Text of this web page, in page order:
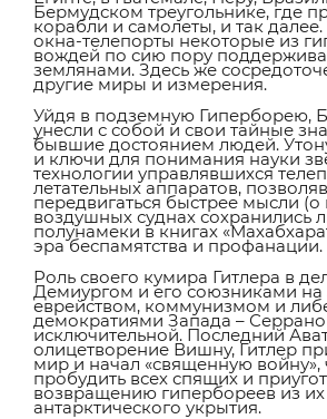
Бермудском треугольнике, где
корабли и самолеты, и так далее.
окна-телепорты некоторые из
вождей по сию пору
землянами. Здесь же
другие миры и измерения.
Уйдя в подземную Гиперборею,
унесли с собой и свои тайные
бывшие достоянием людей.
и ключи для понимания науки
технологии управлявшихся
летательных аппаратов,
передвигаться быстрее мысли
воздушных суднах сохранились
полунамеки в книгах
эра беспамятства и профанации.
Роль своего кумира Гитлера в
Демиургом и его союзниками на
еврейством, коммунизмом и
демократиями Запада – Серрано
исключительной. Последний
олицетворение Вишну, Гитлер
мир и начал «священную войну»,
пробудить всех спящих и
возвращению гипербореев из их
антарктического укрытия.